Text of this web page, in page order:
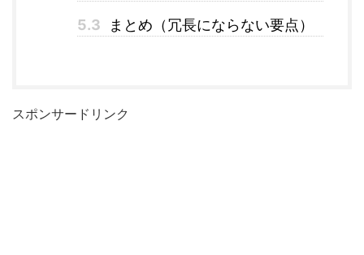
5.3 まとめ（冗長にならない要点）
スポンサードリンク